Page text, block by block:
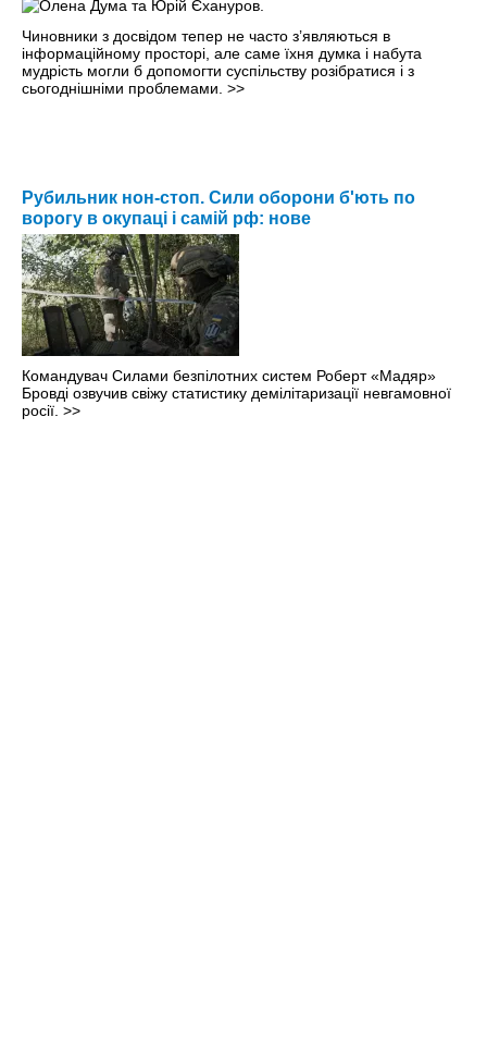
Чиновники з досвідом тепер не часто з’являються в
інформаційному просторі, але саме їхня думка і набута
мудрість могли б допомогти суспільству розібратися і з
сьогоднішніми проблемами. >>
Рубильник нон-стоп. Сили оборони б'ють по
ворогу в окупаці і самій рф: нове
Командувач Силами безпілотних систем Роберт «Мадяр»
Бровді озвучив свіжу статистику демілітаризації невгамовної
росії. >>